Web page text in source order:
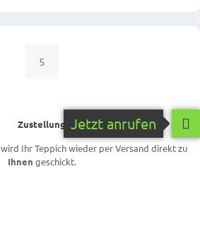
5
Zustellung
wird Ihr Teppich wieder per Versand direkt zu
Ihnen geschickt.
Jetzt anrufen